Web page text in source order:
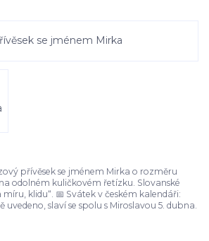
přívěsek se jménem Mirka o rozměru
odolném kuličkovém řetízku. Slovanské
klidu“. 📅 Svátek v českém kalendáři:
slaví se spolu s Miroslavou 5. dubna.